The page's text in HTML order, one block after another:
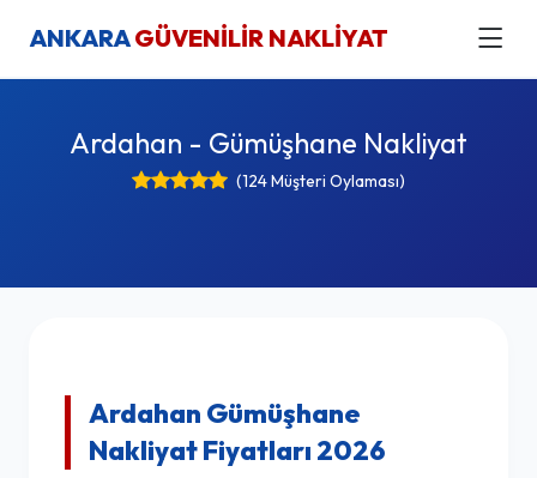
ANKARAGÜVENİLİR NAKLİYAT
Ardahan - Gümüşhane Nakliyat
(124 Müşteri Oylaması)
Ardahan Gümüşhane
Nakliyat Fiyatları 2026